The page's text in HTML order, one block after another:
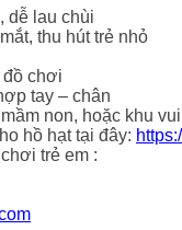
dễ lau chùi
thu hút trẻ nhỏ
đồ chơi
tay – chân
non, hoặc khu
hồ hạt tại đây:
trẻ em :